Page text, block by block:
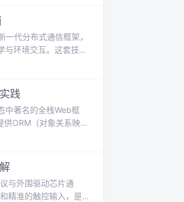
代分布式通信框架，
环境交互。这套技术
法，从而显著降低硬
Gaz
践
中著名的全栈Web框
供ORM（对象关系映
HTTP处理、数据库连
与外围驱动芯片通
精准的触控输入，是